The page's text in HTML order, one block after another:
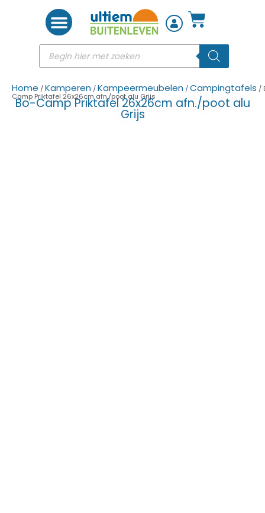
Home /Kamperen /Kampeermeubelen /Campingtafels /
Camp Priktafel 26x26cm afn./poot alu Grijs
Bo-Camp Priktafel 26x26cm afn./poot alu
Grijs